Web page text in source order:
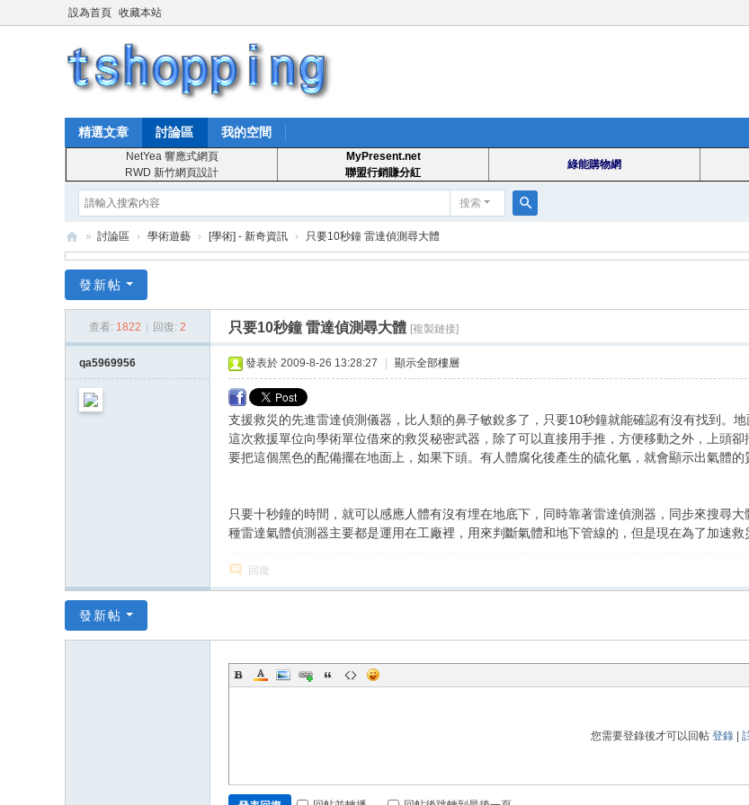
設為首頁 收藏本站
精選文章 討論區 我的空間
NetYea 響應式網頁
RWD 新竹網頁設計
MyPresent.net
聯盟行銷賺分紅
綠能購物網
搜索
索
T
ho
pp
» 討論區 › 學術遊藝 › [學術] - 新奇資訊 › 只要10秒鐘 雷達偵測尋大體
發新帖
查看: 1822 回復: 2 只要10秒鐘 雷達偵測尋大體 [複製鏈接]
qa5969956 發表於 2009-8-26 13:28:27 顯示全部樓層
支援救災的先進雷達偵測儀器，比人類的鼻子敏銳多了，只要10秒鐘就能確認有沒有找到。
這次救援單位向學術單位借來的救災秘密武器，除了可以直接用手推，方便移動之外，上頭
要把這個黑色的配備擺在地面上，如果下頭。有人體腐化後產生的硫化氫，就會顯示出氣體
只要十秒鐘的時間，就可以感應人體有沒有埋在地底下，同時靠著雷達偵測器，同步來搜尋
種雷達氣體偵測器主要都是運用在工廠裡，用來判斷氣體和地下管線的，但是現在為了加速
回復
發新帖
您需要登錄後才可以回帖 登錄|